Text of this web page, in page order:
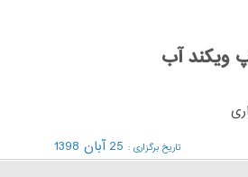
ویکند آب
تاریخ برگزاری :